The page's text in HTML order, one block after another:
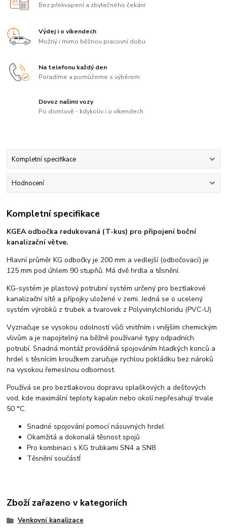
Bez překvapení a zbytečného čekání
Výdej i o víkendech
Možný i mimo běžnou pracovní dobu
Na telefonu každý den
Poradíme a pomůžeme s výběrem
Dovoz našimi vozy
Po domluvě - kdykoliv i o víkendech
Kompletní specifikace
Hodnocení
Kompletní specifikace
KGEA odbočka redukovaná (T-kus) pro připojení boční
kanalizační větve.
Hlavní průměr KG odbočky je 200 mm a vedlejší (odbočovací) je
125 mm pod úhlem 90 stupňů. Má dvě hrdla a těsnění.
KG-systém je plastový potrubní systém určený pro beztlakové
kanalizační sítě a přípojky uložené v zemi. Jedná se o ucelený
systém výrobků z trubek a tvarovek z Polyvinylchloridu (PVC-U)
Vyznačuje se vysokou odolností vůči vnitřním i vnějším chemickým
vlivům a je napojitelný na běžně používané typy odpadních
potrubí. Snadná montáž prováděná spojováním hladkých konců a
hrdel s těsnícím kroužkem zaručuje rychlou pokládku bez nároků
na vysokou řemeslnou odbornost.
Používá se pro beztlakovou dopravu splaškových a dešťových
vod, kde maximální teploty kapalin nebo okolí nepřesahují trvale
50 °C.
Snadné spojování pomocí násuvných hrdel
Okamžitá a dokonalá těsnost spojů
Pro kombinaci s KG trubkami SN4 a SN8
Těsnění součástÍ
Zboží zařazeno v kategoriích
Venkovní kanalizace